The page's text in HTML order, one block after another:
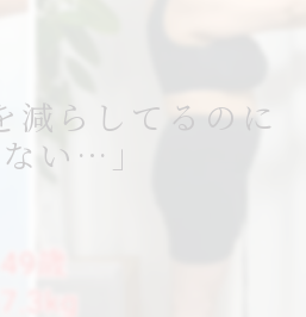
減らしてるのに
い…」